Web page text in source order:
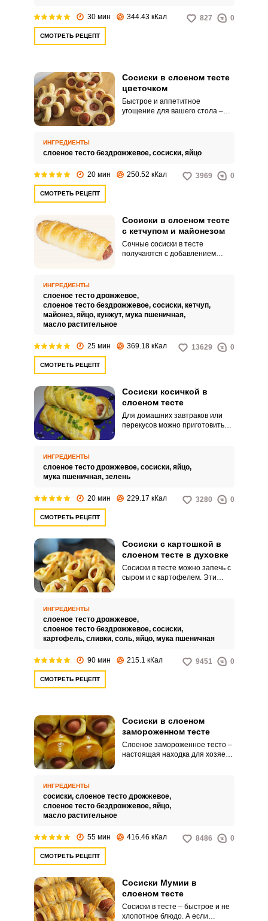
30 мин 344.43 кКал 827 0
СМОТРЕТЬ РЕЦЕПТ
Сосиски в слоеном тесте
цветочком
Быстрое и аппетитное
угощение для вашего стола –
приятным вкусом свежей
выпечки.
ИНГРЕДИЕНТЫ
слоеное тесто бездрожжевое, сосиски, яйцо
20 мин 250.52 кКал 3969 0
СМОТРЕТЬ РЕЦЕПТ
Сосиски в слоеном тесте
с кетчупом и майонезом
Сочные сосиски в тесте
получаются с добавлением
ИНГРЕДИЕНТЫ
слоеное тесто дрожжевое,
слоеное тесто бездрожжевое, сосиски, кетчуп,
майонез, яйцо, кунжут, мука пшеничная,
масло растительное
25 мин 369.18 кКал 13629 0
СМОТРЕТЬ РЕЦЕПТ
Сосиски косичкой в
слоеном тесте
Для домашних завтраков или
перекусов можно приготовить
косички и порадовать родных
яркой и оригинальной подачей.
ИНГРЕДИЕНТЫ
слоеное тесто дрожжевое, сосиски, яйцо,
мука пшеничная, зелень
20 мин 229.17 кКал 3280 0
СМОТРЕТЬ РЕЦЕПТ
Сосиски с картошкой в
слоеном тесте в духовке
Сосиски в тесте можно запечь с
сыром и с картофелем. Эти
ИНГРЕДИЕНТЫ
слоеное тесто дрожжевое,
слоеное тесто бездрожжевое, сосиски,
картофель, сливки, соль, яйцо, мука пшеничная
90 мин 215.1 кКал 9451 0
СМОТРЕТЬ РЕЦЕПТ
Сосиски в слоеном
замороженном тесте
Слоеное замороженное тесто –
настоящая находка для хозяек,
распространенная закуска, как
сосиски в тесте.
ИНГРЕДИЕНТЫ
сосиски, слоеное тесто дрожжевое,
слоеное тесто бездрожжевое, яйцо,
масло растительное
55 мин 416.46 кКал 8486 0
СМОТРЕТЬ РЕЦЕПТ
Сосиски Мумии в
слоеном тесте
Сосиски в тесте – быстрое и не
хлопотное блюдо. А если